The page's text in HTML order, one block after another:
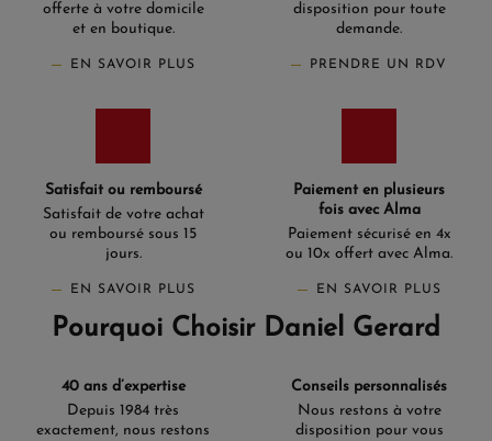
offerte à votre domicile
et en boutique.
EN SAVOIR PLUS
disposition pour toute
demande.
PRENDRE UN RDV
Satisfait ou remboursé
Satisfait de votre achat
ou remboursé sous 15
jours.
EN SAVOIR PLUS
Paiement en plusieurs
fois avec Alma
Paiement sécurisé en 4x
ou 10x offert avec Alma.
EN SAVOIR PLUS
Pourquoi Choisir Daniel Gerard
40 ans d’expertise
Depuis 1984 très
exactement, nous restons
Conseils personnalisés
Nous restons à votre
disposition pour vous